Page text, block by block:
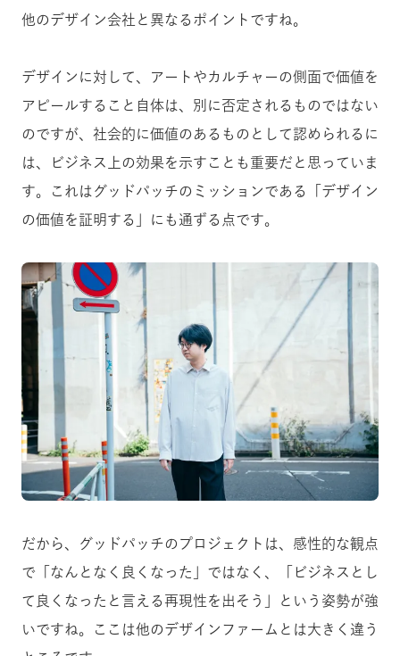
他のデザイン会社と異なるポイントですね。
デザインに対して、アートやカルチャーの側面で価値を
アピールすること自体は、別に否定されるものではない
のですが、社会的に価値のあるものとして認められるに
は、ビジネス上の効果を示すことも重要だと思っていま
す。これはグッドパッチのミッションである「デザイン
の価値を証明する」にも通ずる点です。
だから、グッドパッチのプロジェクトは、感性的な観点
で「なんとなく良くなった」ではなく、「ビジネスとし
て良くなったと言える再現性を出そう」という姿勢が強
いですね。ここは他のデザインファームとは大きく違う